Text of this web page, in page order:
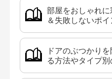
部屋をおしゃれ
＆失敗しないポイ
ドアのぶつかり
る方法やタイプ